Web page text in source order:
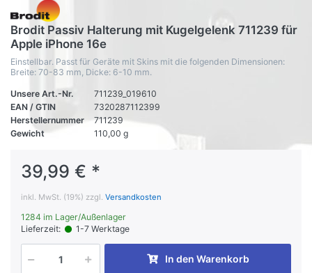
Brodit Passiv Halterung mit Kugelgelenk 711239 für
Apple iPhone 16e
Einstellbar. Passt für Geräte mit Skins mit die folgenden Dimensionen:
Breite: 70-83 mm, Dicke: 6-10 mm.
Unsere Art.-Nr.
711239_019610
EAN / GTIN
7320287112399
Herstellernummer
711239
Gewicht
110,00 g
39,99 € *
inkl. MwSt. (19%) zzgl. Versandkosten
1284 im Lager/Außenlager
Lieferzeit:
1-7 Werktage
In den Warenkorb